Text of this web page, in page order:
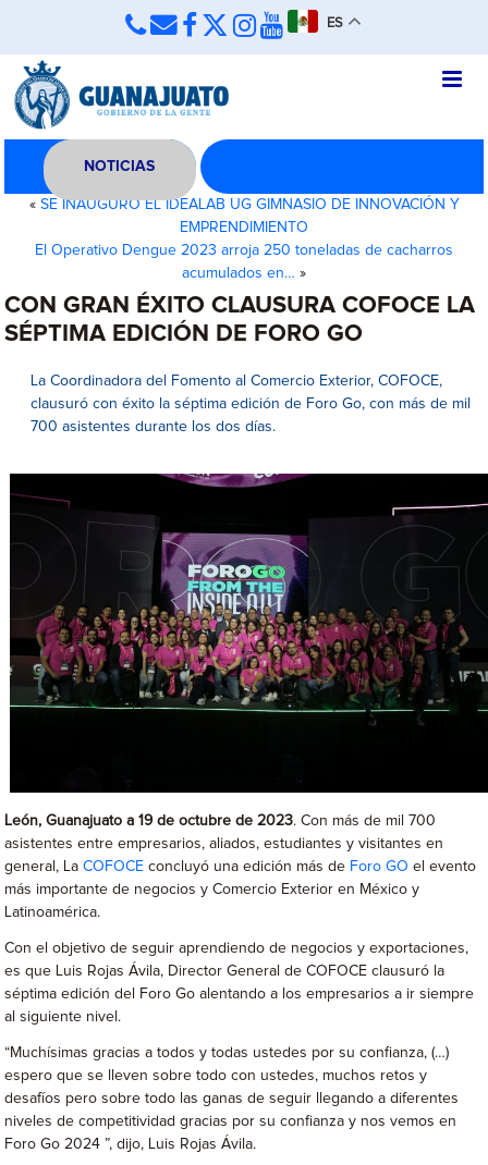
ES
NOTICIAS
« SE INAUGURÓ EL IDEALAB UG GIMNASIO DE INNOVACIÓN Y
EMPRENDIMIENTO
El Operativo Dengue 2023 arroja 250 toneladas de cacharros
acumulados en… »
CON GRAN ÉXITO CLAUSURA COFOCE LA
SÉPTIMA EDICIÓN DE FORO GO
La Coordinadora del Fomento al Comercio Exterior, COFOCE,
clausuró con éxito la séptima edición de Foro Go, con más de mil
700 asistentes durante los dos días.
León, Guanajuato a 19 de octubre de 2023. Con más de mil 700
asistentes entre empresarios, aliados, estudiantes y visitantes en
general, LaCOFOCE concluyó una edición más de Foro GO el evento
más importante de negocios y Comercio Exterior en México y
Latinoamérica.
Con el objetivo de seguir aprendiendo de negocios y exportaciones,
es que Luis Rojas Ávila, Director General de COFOCE clausuró la
séptima edición del Foro Go alentando a los empresarios a ir siempre
al siguiente nivel.
“Muchísimas gracias a todos y todas ustedes por su confianza, (…)
espero que se lleven sobre todo con ustedes, muchos retos y
desafíos pero sobre todo las ganas de seguir llegando a diferentes
niveles de competitividad gracias por su confianza y nos vemos en
Foro Go 2024 ”, dijo, Luis Rojas Ávila.